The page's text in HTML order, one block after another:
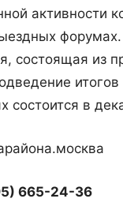
активности
состоящая из
состоится в
665-24-36